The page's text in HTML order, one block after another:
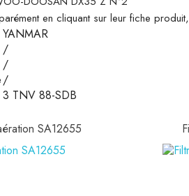
en cliquant sur leur fiche
YANMAR
/
/
/
3 TNV 88-SDB
SA12655